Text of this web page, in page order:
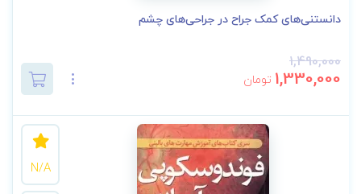
دانستنی‌های کمک جراح در جراحی‌های چشم
1,490,000
1,330,000 تومان
N/A